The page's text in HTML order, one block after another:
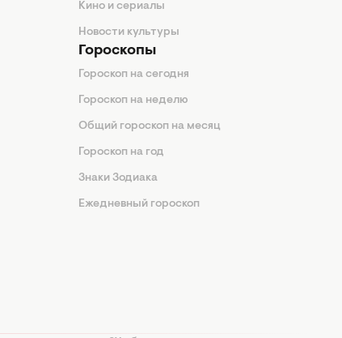
Кино и сериалы
Новости культуры
Гороскопы
Гороскоп на сегодня
Гороскоп на неделю
Общий гороскоп на месяц
Гороскоп на год
Знаки Зодиака
Ежедневный гороскоп